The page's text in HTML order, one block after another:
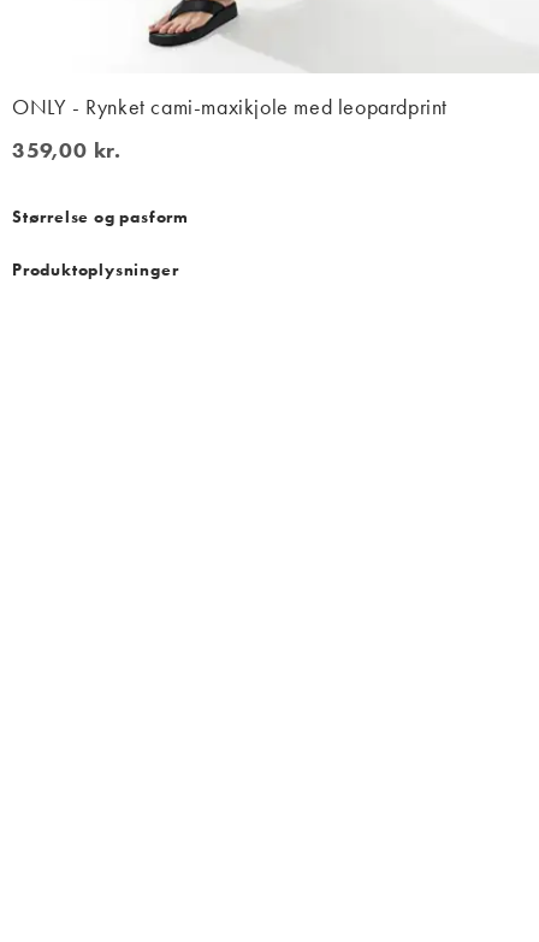
ONLY - Rynket cami-maxikjole med leopardprint
359,00 kr.
359,00 kr.
Størrelse og pasform
Produktoplysninger